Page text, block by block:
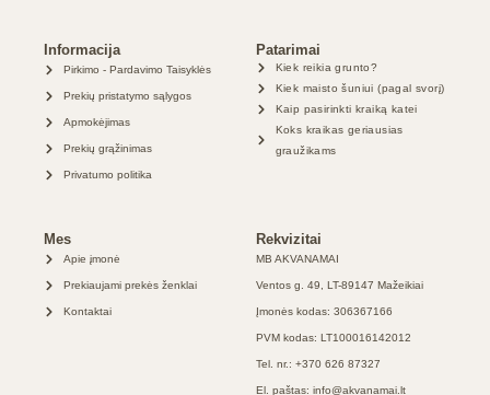
Informacija
Pirkimo - Pardavimo Taisyklės
Prekių pristatymo sąlygos
Apmokėjimas
Prekių grąžinimas
Privatumo politika
Patarimai
Kiek reikia grunto?
Kiek maisto šuniui (pagal svorį)
Kaip pasirinkti kraiką katei
Koks kraikas geriausias
graužikams
Mes
Apie įmonė
Prekiaujami prekės ženklai
Kontaktai
Rekvizitai
MB AKVANAMAI
Ventos g. 49, LT-89147 Mažeikiai
Įmonės kodas: 306367166
PVM kodas: LT100016142012
Tel. nr.: +370 626 87327
El. paštas: info@akvanamai.lt